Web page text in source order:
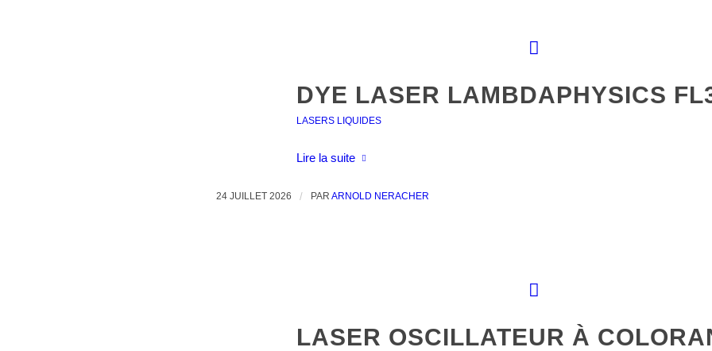
DYE LASER LAMBDAPHYSICS
LASERS LIQUIDES
Lire la suite
24 JUILLET 2026 / PAR ARNOLD NERACHER
LASER OSCILLATEUR À